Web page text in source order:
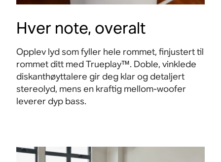
Beam
Omsluttende hjemmekinolyd med Dolby
Hver note, overalt
Opplev lyd som fyller hele rommet, finjustert til
rommet ditt med Trueplay™. Doble, vinklede
diskanthøyttalere gir deg klar og detaljert
stereolyd, mens en kraftig mellom-woofer
leverer dyp bass.